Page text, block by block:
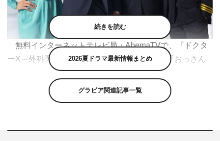
無料インターネットテレビ局・AbemaTVで、『ドクタ
ーX～外科医・大門未知子～』第6シリーズ、『おっさん
ずラブ-in the sky-』が一挙放送中。
AbemaTVでは『見なきゃ越せない「アベマTV」、見な
続きを読む
2026夏ドラマ最新情報まとめ
グラビア関連記事一覧